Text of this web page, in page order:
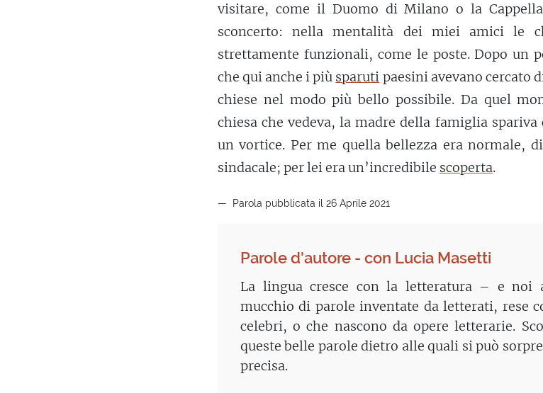
visitare, come il Duomo di Milano o la
sconcerto: nella mentalità dei miei amici le
strettamente funzionali, come le poste. Dopo un
che qui anche i più sparuti paesini avevano cercato
chiese nel modo più bello possibile. Da quel
chiesa che vedeva, la madre della famiglia spariva
un vortice. Per me quella bellezza era normale,
sindacale; per lei era un’incredibile scoperta.
Parola pubblicata il 26 Aprile 2021
Parole d'autore - con Lucia Masetti
La lingua cresce con la letteratura – e noi
mucchio di parole inventate da letterati, rese
celebri, o che nascono da opere letterarie.
queste belle parole dietro alle quali si può
precisa.